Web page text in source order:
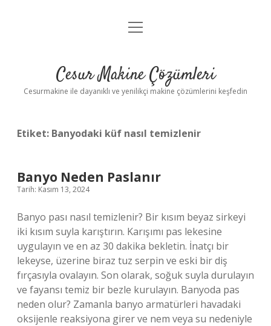
Anasayfa
Yasal Uyarı
menüyü
Cesur Makine Çözümleri
Cesurmakine ile dayanıklı ve yenilikçi makine çözümlerini keşfedin
Etiket: Banyodaki küf nasıl temizlenir
Banyo Neden Paslanır
Tarih: Kasım 13, 2024
Banyo pası nasıl temizlenir? Bir kısım beyaz sirkeyi
iki kısım suyla karıştırın. Karışımı pas lekesine
uygulayın ve en az 30 dakika bekletin. İnatçı bir
lekeyse, üzerine biraz tuz serpin ve eski bir diş
fırçasıyla ovalayın. Son olarak, soğuk suyla durulayın
ve fayansı temiz bir bezle kurulayın. Banyoda pas
neden olur? Zamanla banyo armatürleri havadaki
oksijenle reaksiyona girer ve nem veya su nedeniyle